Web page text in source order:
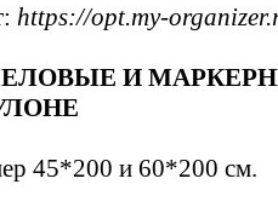
https://opt.my-
И
45*200 и 60*200 см.